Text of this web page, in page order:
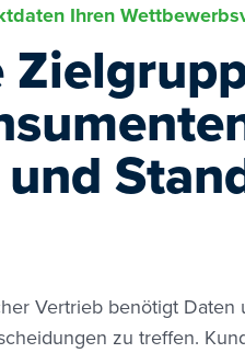
Ihren
und
Vertrieb benötigt Daten
zu treffen.